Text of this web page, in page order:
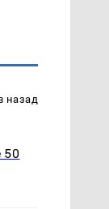
назад
50